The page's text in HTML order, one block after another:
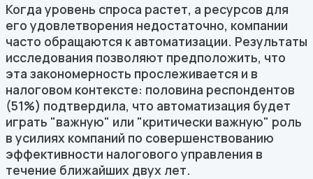
Когда уровень спроса растет, а ресурсов для
его удовлетворения недостаточно, компании
часто обращаются к автоматизации. Результаты
исследования позволяют предположить, что
эта закономерность прослеживается и в
налоговом контексте: половина респондентов
(51%) подтвердила, что автоматизация будет
играть "важную" или "критически важную" роль
в усилиях компаний по совершенствованию
эффективности налогового управления в
течение ближайших двух лет.